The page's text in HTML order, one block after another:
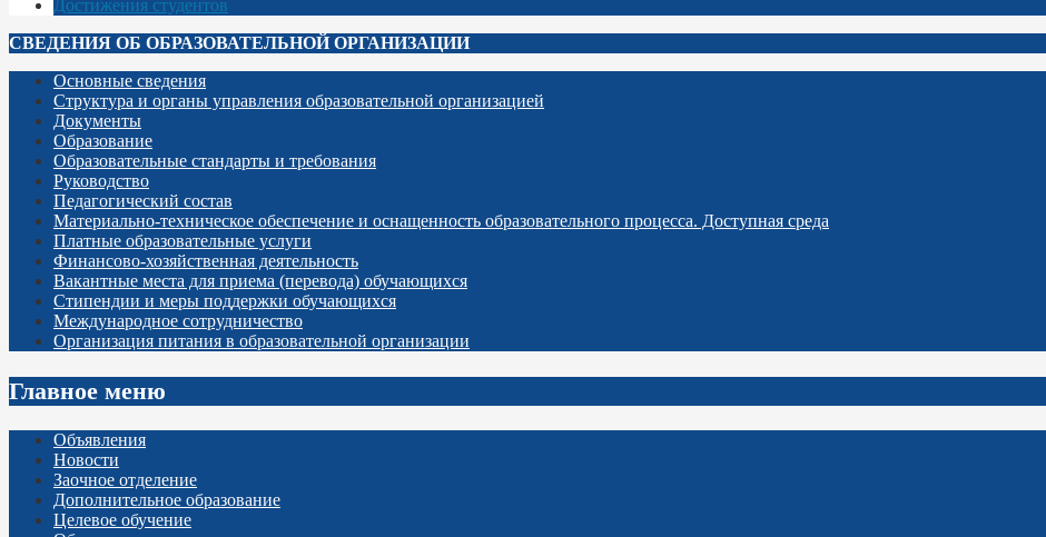
Достижения студентов
СВЕДЕНИЯ ОБ ОБРАЗОВАТЕЛЬНОЙ ОРГАНИЗАЦИИ
Основные сведения
Структура и органы управления образовательной организацией
Документы
Образование
Образовательные стандарты и требования
Руководство
Педагогический состав
Материально-техническое обеспечение и оснащенность образовательного процесса. Доступная среда
Платные образовательные услуги
Финансово-хозяйственная деятельность
Вакантные места для приема (перевода) обучающихся
Стипендии и меры поддержки обучающихся
Международное сотрудничество
Организация питания в образовательной организации
Главное меню
Объявления
Новости
Заочное отделение
Дополнительное образование
Целевое обучение